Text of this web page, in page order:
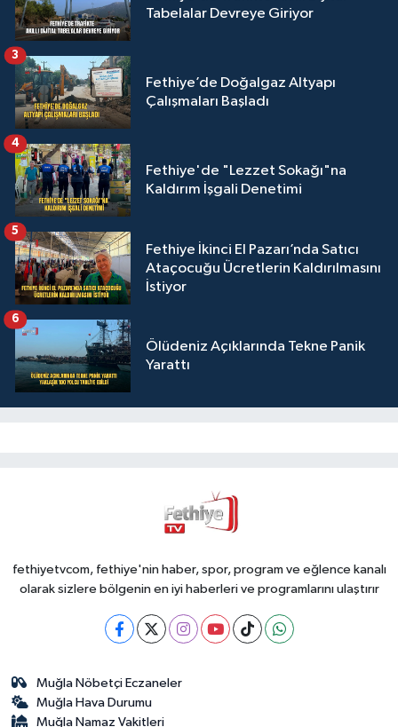
Tabelalar Devreye Giriyor
Fethiye’de Doğalgaz Altyapı
Çalışmaları Başladı
3
Fethiye'de "Lezzet Sokağı"na
Kaldırım İşgali Denetimi
4
Fethiye İkinci El Pazarı’nda Satıcı
Ataçocuğu Ücretlerin Kaldırılmasını
İstiyor
5
Ölüdeniz Açıklarında Tekne Panik
Yarattı
6
fethiyetvcom, fethiye'nin haber, spor, program ve eğlence kanalı
olarak sizlere bölgenin en iyi haberleri ve programlarını ulaştırır
Muğla Nöbetçi Eczaneler
Muğla Hava Durumu
Muğla Namaz Vakitleri